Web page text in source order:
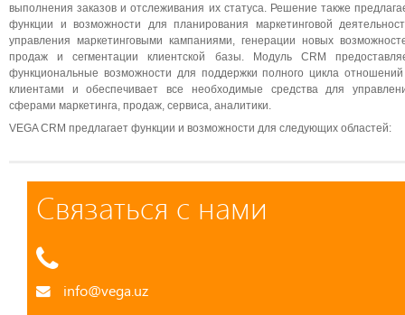
выполнения заказов и отслеживания их статуса. Решение также
функции и возможности для планирования маркетинговой
управления маркетинговыми кампаниями, генерации новых
продаж и сегментации клиентской базы. Модуль CRM
функциональные возможности для поддержки полного цикла
клиентами и обеспечивает все необходимые средства для
сферами маркетинга, продаж, сервиса, аналитики.
VEGA CRM предлагает функции и возможности для следующих областей:
Связаться с нами
info@vega.uz